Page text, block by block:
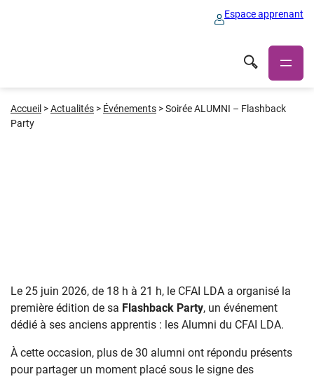
Espace apprenant
Accueil >Actualités > Événements >Soirée ALUMNI – Flashback
Party
Le 25 juin 2026, de 18 h à 21 h, le CFAI LDA a organisé la
première édition de sa Flashback Party, un événement
dédié à ses anciens apprentis : les Alumni du CFAI LDA.
À cette occasion, plus de 30 alumni ont répondu présents
pour partager un moment placé sous le signe des